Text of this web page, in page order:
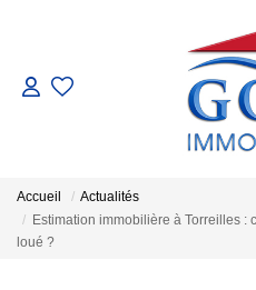
Accueil
Actualités
Estimation immobilière à Torreilles :
loué ?